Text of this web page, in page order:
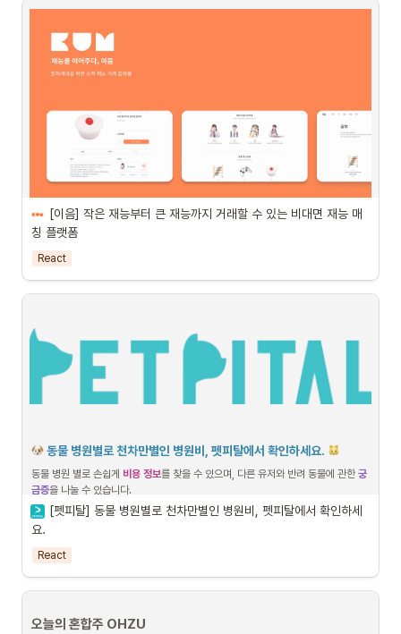
서비스 특징에 따른 기준
이음 접속하기
기술적 의사결정
[이음] 작은 재능부터 큰 재능까지 거래할 수 있는 비대면 재능 매
칭 플랫폼
React
동물 병원별로 천차만별인 병원비, 펫피탈에서 확인하세요.
동물 병원 별로 손쉽게 비용 정보를 찾을 수 있으며, 다른 유저와 반려 동물에 관한 궁
금증을 나눌 수 있습니다.
• 서비스 둘러보기: 펫피탈(링크)
•
[펫피탈] 동물 병원별로 천차만별인 병원비, 펫피탈에서 확인하세
요.
React
오늘의 혼합주 OHZU